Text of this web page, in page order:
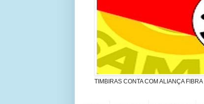
TIMBIRAS CONTA COM ALIANÇA